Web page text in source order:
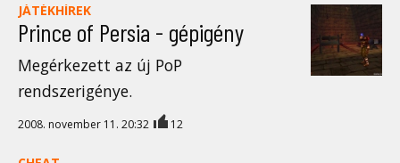
JÁTÉKHÍREK
Prince of Persia - gépigény
Megérkezett az új PoP
rendszerigénye.
2008. november 11. 20:32 12